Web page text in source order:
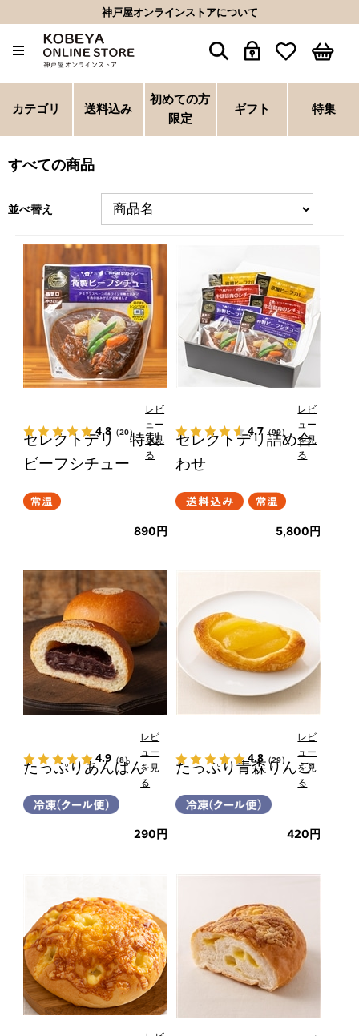
神戸屋オンラインストアについて
カテゴリ 送料込み
初めての方
限定
ギフト 特集
すべての商品
並べ替え
セレクトデリ 特製
ビーフシチュー
4.8 （20）
レビ
ュー
を見
る
890円
セレクトデリ詰め合
わせ
4.7 （99）
レビ
ュー
を見
る
5,800円
たっぷりあんぱん
4.9 （8）
レビ
ュー
を見
る
290円
たっぷり青森りんご
4.8（29）
レビ
ュー
を見
る
420円